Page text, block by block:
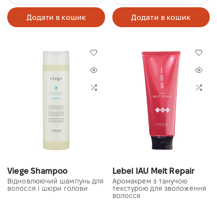
Додати в кошик Додати в кошик
Viege Shampoo
Відновлюючий шампунь для
волосся і шкіри голови
Lebel IAU Melt Repair
Аромакрем з танучою
текстурою для зволоження
волосся